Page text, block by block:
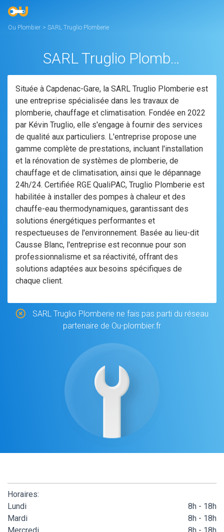
Ou Plombier > SARL Truglio Plomberie
SARL Truglio Plomberie
Située à Capdenac-Gare, la SARL Truglio Plomberie est
une entreprise spécialisée dans les travaux de
plomberie, chauffage et climatisation. Fondée en 2022
par Kévin Truglio, elle s'engage à fournir des services
de qualité aux particuliers. L'entreprise propose une
gamme complète de prestations, incluant l'installation
et la rénovation de systèmes de plomberie, de
chauffage et de climatisation, ainsi que le dépannage
24h/24. Certifiée RGE QualiPAC, Truglio Plomberie est
habilitée à installer des pompes à chaleur et des
chauffe-eau thermodynamiques, garantissant des
solutions énergétiques performantes et
respectueuses de l'environnement. Basée au lieu-dit
Causse Blanc, l'entreprise est reconnue pour son
professionnalisme et sa réactivité, offrant des
solutions adaptées aux besoins spécifiques de
chaque client.
SARL Truglio Plomberie ne fais pas parti du réseau
partenaire de Ou-plombier.fr
Horaires:
Lundi
8h - 18h
Mardi
8h - 18h
Mercredi
8h - 18h